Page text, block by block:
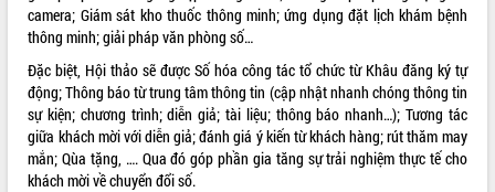
Không có file video nào để phát.
ALBUM ẢNH
camera; Giám sát kho thuốc thông minh; ứng dụng đặt lịch khám bệnh
thông minh; giải pháp văn phòng số…
Đặc biệt, Hội thảo sẽ được Số hóa công tác tổ chức từ Khâu đăng ký tự
động; Thông báo từ trung tâm thông tin (cập nhật nhanh chóng thông tin
sự kiện; chương trình; diễn giả; tài liệu; thông báo nhanh…); Tương tác
giữa khách mời với diễn giả; đánh giá ý kiến từ khách hàng; rút thăm may
mắn; Qùa tặng, …. Qua đó góp phần gia tăng sự trải nghiệm thực tế cho
khách mời về chuyển đổi số.